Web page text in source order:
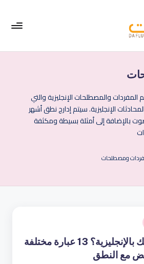
والمصطلحات الإنجليزية والتي
الإنجليزية. سيتم إدارج نطق أشهر
بالإضافة إلى أمثلة بسيطة ومكثفة
ومصطلحات
كيف تقول سلامتك بالإنجليزية؟ 13 عبارة مختلفة
مع النطق